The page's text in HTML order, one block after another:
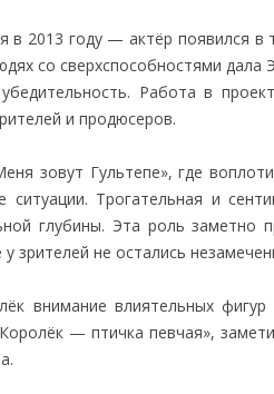
в 2013 году — актёр появился в
со сверхспособностями
Работа в
и продюсеров.
зовут Гультепе», где
Трогательная и
глубины. Эта роль заметно
зрителей не остались
внимание влиятельных
— птичка певчая»,